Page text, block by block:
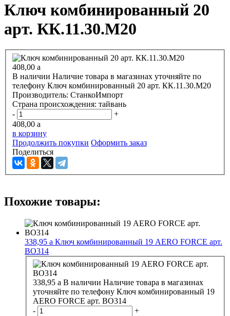
Ключ комбинированный 20
арт. КК.11.30.М20
408,00 a
В наличии Наличие товара в магазинах уточняйте по
телефону Ключ комбинированный 20 арт. КК.11.30.М20
Производитель: СтанкоИмпорт
Страна происхождения: тайвань
-
+
408,00 a
в корзину
Продолжить покупки Оформить заказ
Поделиться
Похожие товары:
338,95 a Ключ комбинированный 19 АERO FORCE арт.
ВО314
338,95 a В наличии Наличие товара в магазинах
уточняйте по телефону Ключ комбинированный 19
АERO FORCE арт. ВО314
-
+